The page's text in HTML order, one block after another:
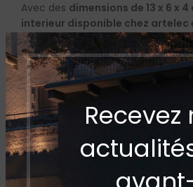
Recevez
Avec des dimensions de 13 x 6 x 4
interieur disponible chez artelec
facilement à tout type d’intérieur.
installée seule pour un effet
série pour créer un jeu de lumière
collectionPastilleoffre également
personnalisation, notamment un
goutte ou à facettes, et
bague décorative ou la plaque de
Élégante et fonctionnelle, cette
en Tunisie
crée une atmosphère